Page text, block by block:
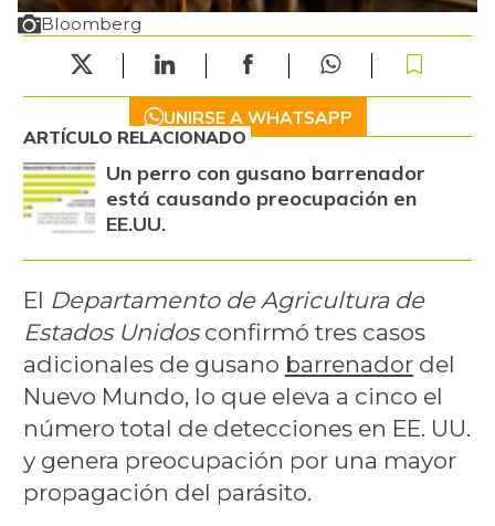
Bloomberg
UNIRSE A WHATSAPP
ARTÍCULO RELACIONADO
Un perro con gusano barrenador
está causando preocupación en
EE.UU.
El Departamento de Agricultura de
Estados Unidosconfirmó tres casos
adicionales de gusano barrenadordel
Nuevo Mundo, lo que eleva a cinco el
número total de detecciones en EE. UU.
y genera preocupación por una mayor
propagación del parásito.